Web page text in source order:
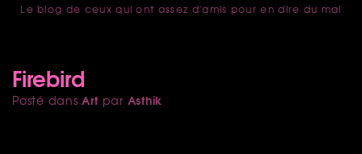
accueil
Le blog de ceux qui ont assez d'amis pour en dire du mal
Firebird
Posté dansArt par Asthik